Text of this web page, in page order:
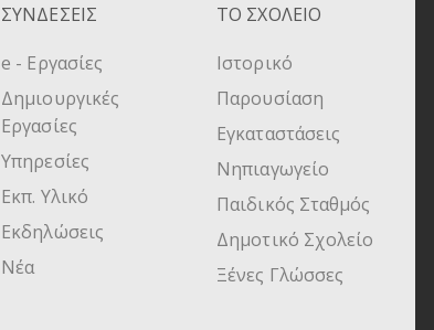
ΣΥΝΔΕΣΕΙΣ
e - Εργασίες
Δημιουργικές
Εργασίες
Υπηρεσίες
Εκπ. Υλικό
Εκδηλώσεις
Νέα
ΤΟ ΣΧΟΛΕΙΟ
Ιστορικό
Παρουσίαση
Εγκαταστάσεις
Νηπιαγωγείο
Παιδικός Σταθμός
Δημοτικό Σχολείο
Ξένες Γλώσσες